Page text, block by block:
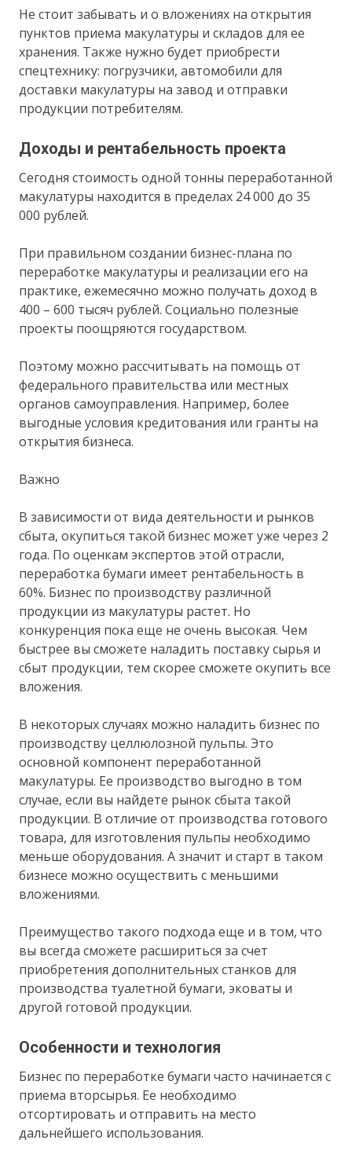
Не стоит забывать и о вложениях на открытия
пунктов приема макулатуры и складов для ее
хранения. Также нужно будет приобрести
спецтехнику: погрузчики, автомобили для
доставки макулатуры на завод и отправки
продукции потребителям.
Доходы и рентабельность проекта
Сегодня стоимость одной тонны переработанной
макулатуры находится в пределах 24 000 до 35
000 рублей.
При правильном создании бизнес-плана по
переработке макулатуры и реализации его на
практике, ежемесячно можно получать доход в
400 – 600 тысяч рублей. Социально полезные
проекты поощряются государством.
Поэтому можно рассчитывать на помощь от
федерального правительства или местных
органов самоуправления. Например, более
выгодные условия кредитования или гранты на
открытия бизнеса.
Важно
В зависимости от вида деятельности и рынков
сбыта, окупиться такой бизнес может уже через 2
года. По оценкам экспертов этой отрасли,
переработка бумаги имеет рентабельность в
60%. Бизнес по производству различной
продукции из макулатуры растет. Но
конкуренция пока еще не очень высокая. Чем
быстрее вы сможете наладить поставку сырья и
сбыт продукции, тем скорее сможете окупить все
вложения.
В некоторых случаях можно наладить бизнес по
производству целлюлозной пульпы. Это
основной компонент переработанной
макулатуры. Ее производство выгодно в том
случае, если вы найдете рынок сбыта такой
продукции. В отличие от производства готового
товара, для изготовления пульпы необходимо
меньше оборудования. А значит и старт в таком
бизнесе можно осуществить с меньшими
вложениями.
Преимущество такого подхода еще и в том, что
вы всегда сможете расшириться за счет
приобретения дополнительных станков для
производства туалетной бумаги, эковаты и
другой готовой продукции.
Особенности и технология
Бизнес по переработке бумаги часто начинается с
приема вторсырья. Ее необходимо
отсортировать и отправить на место
дальнейшего использования.